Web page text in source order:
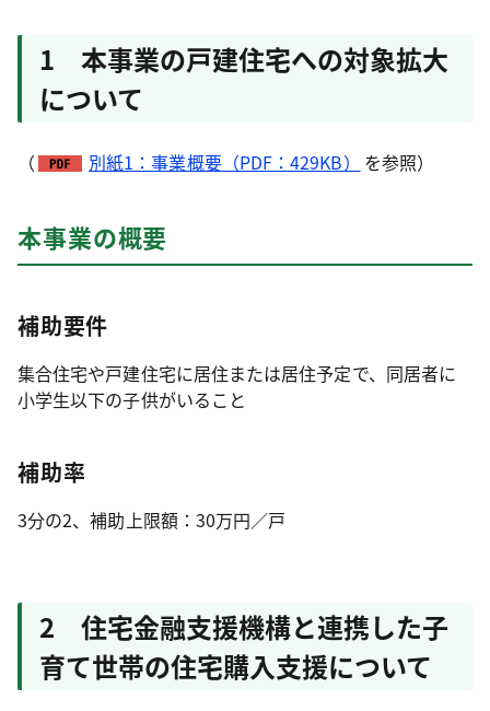
1 本事業の戸建住宅への対象拡大
について
（ 別紙1：事業概要（PDF：429KB） を参照）
本事業の概要
補助要件
集合住宅や戸建住宅に居住または居住予定で、同居者に
小学生以下の子供がいること
補助率
3分の2、補助上限額：30万円／戸
2 住宅金融支援機構と連携した子
育て世帯の住宅購入支援について